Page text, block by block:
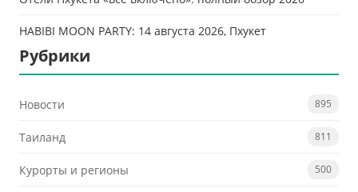
HABIBI MOON PARTY: 14 августа 2026, Пхукет
Рубрики
Новости 895
Таиланд 811
Курорты и регионы 500